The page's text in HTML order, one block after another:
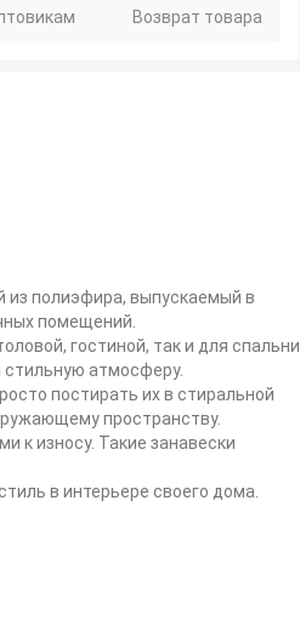
Возврат товара
полиэфира, выпускаемый в
помещений.
гостиной, так и для спальни
атмосферу.
постирать их в стиральной
пространству.
к износу. Такие занавески
в интерьере своего дома.